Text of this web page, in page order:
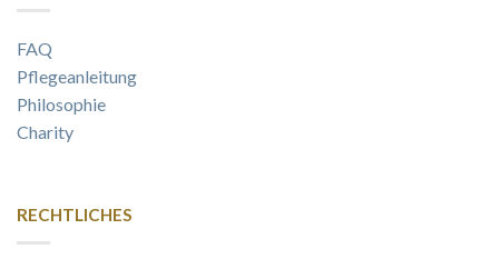
FAQ
Pflegeanleitung
Philosophie
Charity
RECHTLICHES